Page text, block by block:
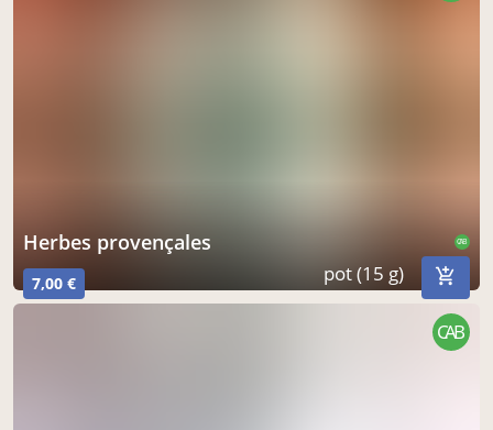
herbes provençales CAB
7,00 € pot (15 g)
CAB